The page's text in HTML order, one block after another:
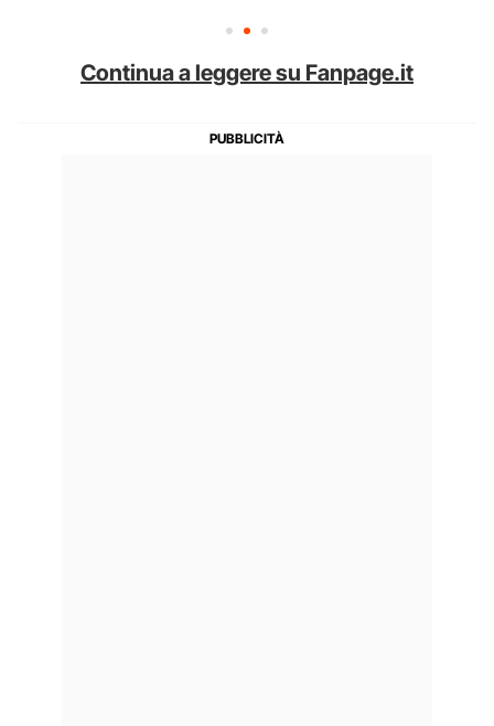
Continua a leggere su Fanpage.it